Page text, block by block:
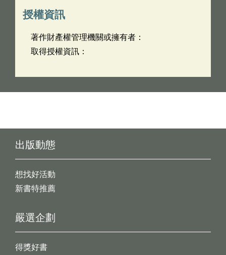
授權資訊
著作財產權管理機關或擁有者：
取得授權資訊：
出版動態
想找好活動
新書特推薦
嚴選企劃
得獎好書